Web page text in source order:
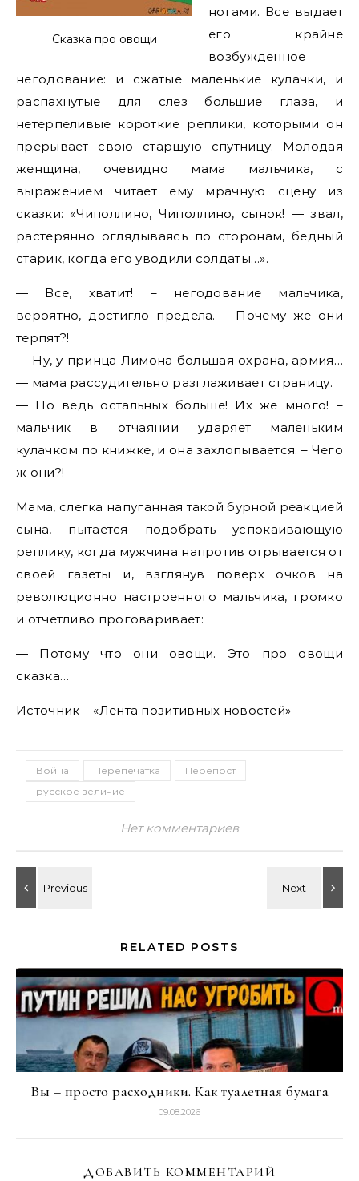
Сказка про овощи
ногами. Все выдает
его крайне
возбужденное
негодование: и сжатые маленькие кулачки, и
распахнутые для слез большие глаза, и
нетерпеливые короткие реплики, которыми он
прерывает свою старшую спутницу. Молодая
женщина, очевидно мама мальчика, с
выражением читает ему мрачную сцену из
сказки: «Чиполлино, Чиполлино, сынок! — звал,
растерянно оглядываясь по сторонам, бедный
старик, когда его уводили солдаты…».
— Все, хватит! – негодование мальчика,
вероятно, достигло предела. – Почему же они
терпят?!
— Ну, у принца Лимона большая охрана, армия…
— мама рассудительно разглаживает страницу.
— Но ведь остальных больше! Их же много! –
мальчик в отчаянии ударяет маленьким
кулачком по книжке, и она захлопывается. – Чего
ж они?!
Мама, слегка напуганная такой бурной реакцией
сына, пытается подобрать успокаивающую
реплику, когда мужчина напротив отрывается от
своей газеты и, взглянув поверх очков на
революционно настроенного мальчика, громко
и отчетливо проговаривает:
— Потому что они овощи. Это про овощи
сказка…
Источник – «Лента позитивных новостей»
Война Перепечатка
Перепост
русское величие
Нет комментариев
RELATED POSTS
Вы – просто расходники. Как туалетная бумага
09.08.2026
ДОБАВИТЬ КОММЕНТАРИЙ